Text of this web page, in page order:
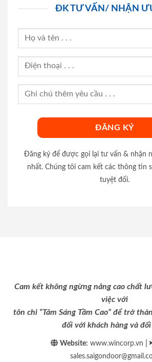
ĐK TƯ VẤN/ NHẬN
Đăng ký để được gọi lại tư vấn & nhận
nhất. Chúng tôi cam kết các thông tin
tuyệt đối.
Cam kết không ngừng nâng cao chất
việc với
tôn chỉ “Tâm Sáng Tầm Cao” để trở
đối với khách hàng và đối
Website: www.wincorp.vn